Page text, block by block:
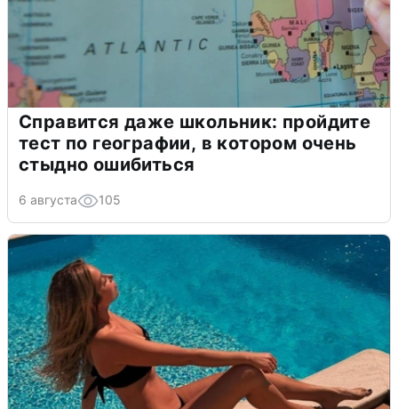
Справится даже школьник: пройдите
тест по географии, в котором очень
стыдно ошибиться
6 августа 105